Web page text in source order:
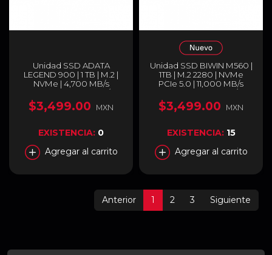
Unidad SSD ADATA
LEGEND 900 | 1 TB | M.2 |
NVMe | 4,700 MB/s
Escritura | 7,000 MB/s
Lectura | PCI Express 4.0 |
Compatible con PS5 |
$3,499.00 MXN
EXISTENCIA: 0
Agregar al carrito
Unidad SSD BIWIN M560 |
1TB | M.2 2280 | NVMe
PCIe 5.0 | 11,000 MB/s
Lectura | 9,700 MB/s
Escritura | BM560NN01TB-
RGX
$3,499.00 MXN
EXISTENCIA: 15
Agregar al carrito
Anterior 1 2 3 Siguiente